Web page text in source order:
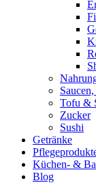
Tofu &
Zucker
Sushi
Getränke
Küchen- &
Blog